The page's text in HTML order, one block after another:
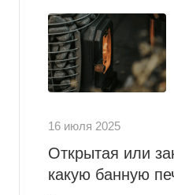
16 июля 2025
Открытая или
какую банную